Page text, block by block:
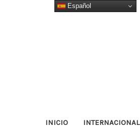
INICIO INTERNACIONAL
Español